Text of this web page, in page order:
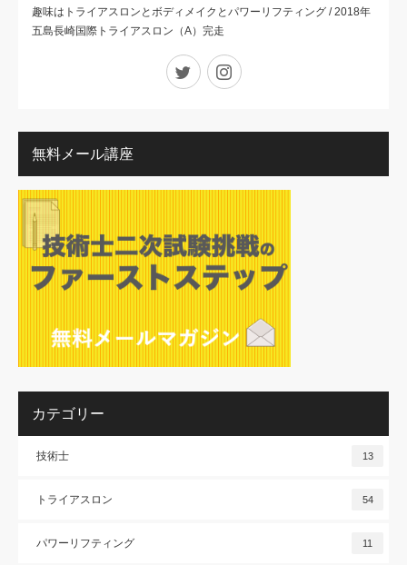
趣味はトライアスロンとボディメイクとパワーリフティング / 2018年
五島長崎国際トライアスロン（A）完走
Twitter Instagram
無料メール講座
カテゴリー
技術士 13
トライアスロン 54
パワーリフティング 11